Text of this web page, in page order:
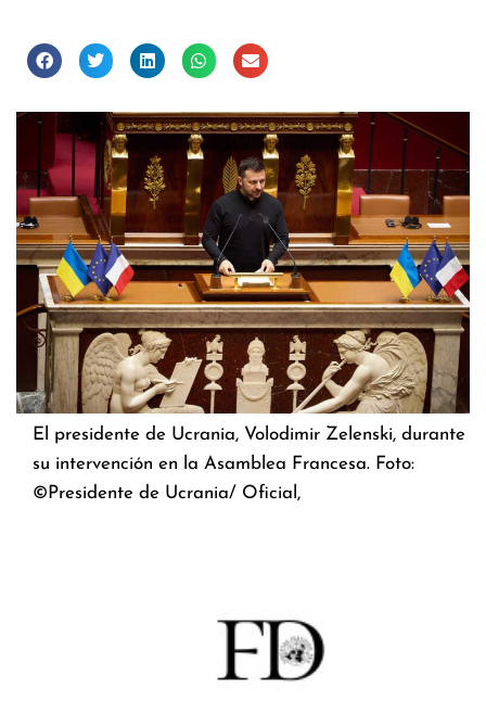
El presidente de Ucrania, Volodimir Zelenski, durante
su intervención en la Asamblea Francesa. Foto:
©Presidente de Ucrania/ Oficial,